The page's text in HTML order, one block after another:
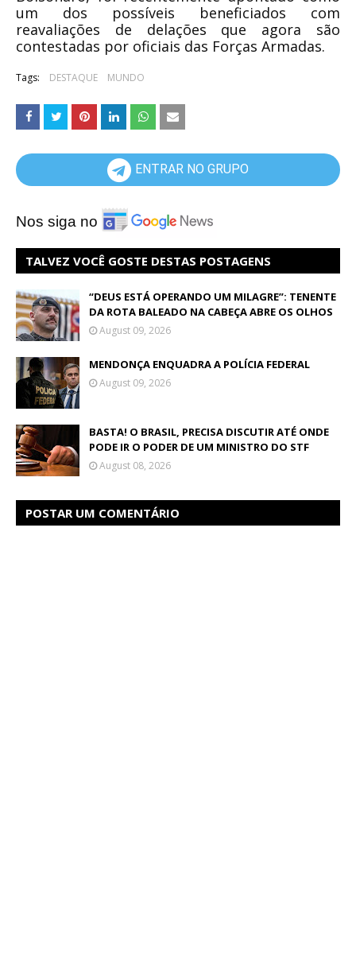
um dos possíveis beneficiados com
reavaliações de delações que agora são
contestadas por oficiais das Forças Armadas.
Tags: DESTAQUE MUNDO
ENTRAR NO GRUPO
Nos siga no
TALVEZ VOCÊ GOSTE DESTAS POSTAGENS
“DEUS ESTÁ OPERANDO UM MILAGRE”: TENENTE
DA ROTA BALEADO NA CABEÇA ABRE OS OLHOS
August 09, 2026
MENDONÇA ENQUADRA A POLÍCIA FEDERAL
August 09, 2026
BASTA! O BRASIL, PRECISA DISCUTIR ATÉ ONDE
PODE IR O PODER DE UM MINISTRO DO STF
August 08, 2026
POSTAR UM COMENTÁRIO